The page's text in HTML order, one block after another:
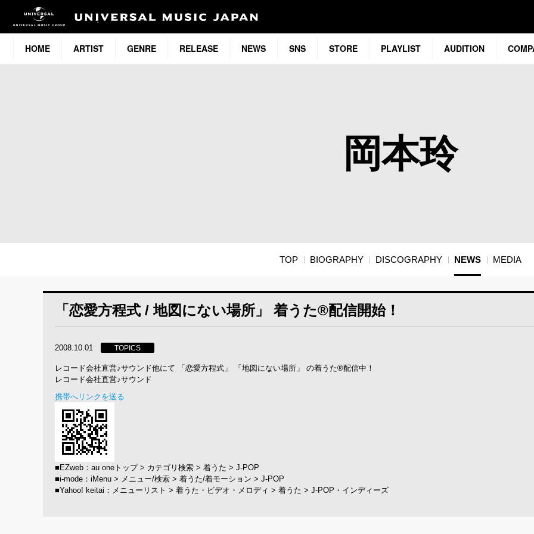
HOME ARTIST GENRE RELEASE NEWS SNS STORE PLAYLIST AUDITION
岡本玲
TOP BIOGRAPHY DISCOGRAPHY NEWS MEDIA
「恋愛方程式 / 地図にない場所」 着うた®配信開始！
2008.10.01 TOPICS
レコード会社直営♪サウンド他にて 「恋愛方程式」 「地図にない場所」 の着うた®配信中！
レコード会社直営♪サウンド
携帯へリンクを送る
■EZweb：au oneトップ > カテゴリ検索 > 着うた > J-POP
■i-mode：iMenu > メニュー/検索 > 着うた/着モーション > J-POP
■Yahoo! keitai：メニューリスト > 着うた・ビデオ・メロディ > 着うた > J-POP・インディーズ